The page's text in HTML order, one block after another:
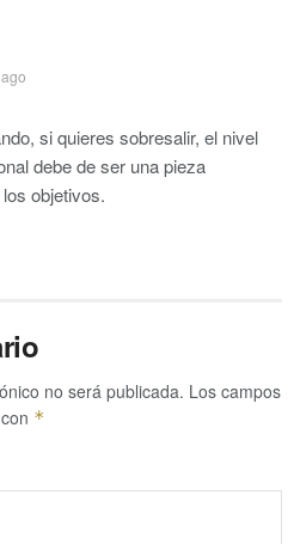
si quieres sobresalir, el nivel
debe de ser una pieza
objetivos.
no será publicada. Los campos
*